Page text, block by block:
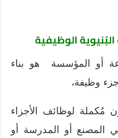
الوظيفية
أو المؤسسة هو بناء
وظيفة،
لوظائف الأجزاء
المصنع أو المدرسة أو